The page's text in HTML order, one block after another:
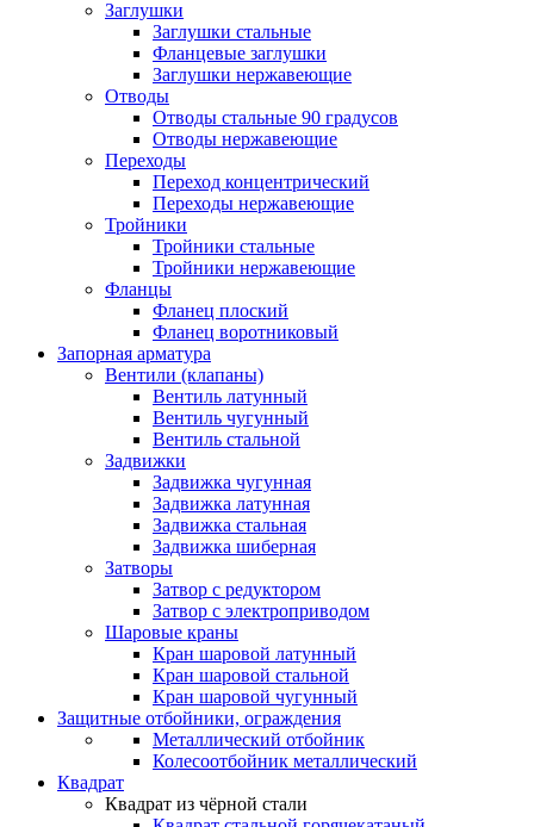
Заглушки
Заглушки стальные
Фланцевые заглушки
Заглушки нержавеющие
Отводы
Отводы стальные 90 градусов
Отводы нержавеющие
Переходы
Переход концентрический
Переходы нержавеющие
Тройники
Тройники стальные
Тройники нержавеющие
Фланцы
Фланец плоский
Фланец воротниковый
Запорная арматура
Вентили (клапаны)
Вентиль латунный
Вентиль чугунный
Вентиль стальной
Задвижки
Задвижка чугунная
Задвижка латунная
Задвижка стальная
Задвижка шиберная
Затворы
Затвор с редуктором
Затвор с электроприводом
Шаровые краны
Кран шаровой латунный
Кран шаровой стальной
Кран шаровой чугунный
Защитные отбойники, ограждения
Металлический отбойник
Колесоотбойник металлический
Квадрат
Квадрат из чёрной стали